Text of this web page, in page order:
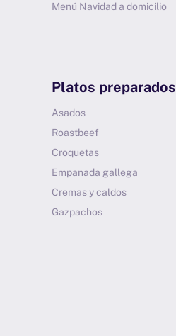
Menú Navidad a domicilio
Platos preparados
Asados
Roastbeef
Croquetas
Empanada gallega
Cremas y caldos
Gazpachos